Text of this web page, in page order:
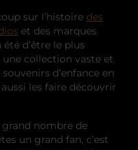
sur l’histoire des
et des marques
d’être le plus
collection vaste et
d’enfance en
les faire découvrir
grand nombre de
un grand fan, c’est